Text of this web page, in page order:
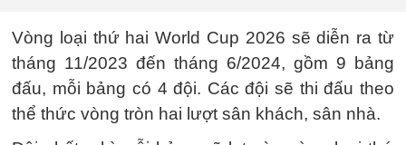
Vòng loại thứ hai World Cup 2026 sẽ diễn ra từ
tháng 11/2023 đến tháng 6/2024, gồm 9 bảng
đấu, mỗi bảng có 4 đội. Các đội sẽ thi đấu theo
thể thức vòng tròn hai lượt sân khách, sân nhà.